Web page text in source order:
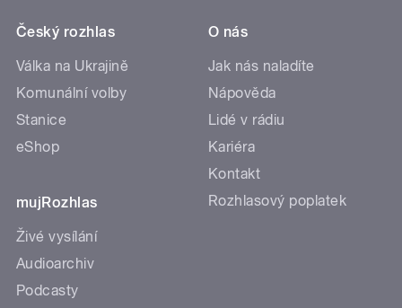
Český rozhlas
Válka na Ukrajině
Komunální volby
Stanice
eShop
mujRozhlas
Živé vysílání
Audioarchiv
Podcasty
O nás
Jak nás naladíte
Nápověda
Lidé v rádiu
Kariéra
Kontakt
Rozhlasový poplatek